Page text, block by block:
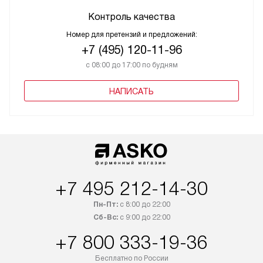
Контроль качества
Номер для претензий и предложений:
+7 (495) 120-11-96
с 08:00 до 17:00 по будням
НАПИСАТЬ
+7 495 212-14-30
Пн-Пт:с 8:00 до 22:00
Сб-Вс:с 9:00 до 22:00
+7 800 333-19-36
Бесплатно по России